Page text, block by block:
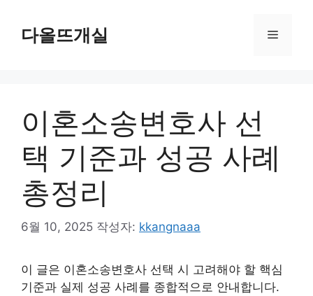
다올뜨개실 메
이혼소송변호사 선
택 기준과 성공 사례
총정리
6월 10, 2025 작성자: kkangnaaa
이 글은 이혼소송변호사 선택 시 고려해야 할 핵심
기준과 실제 성공 사례를 종합적으로 안내합니다.